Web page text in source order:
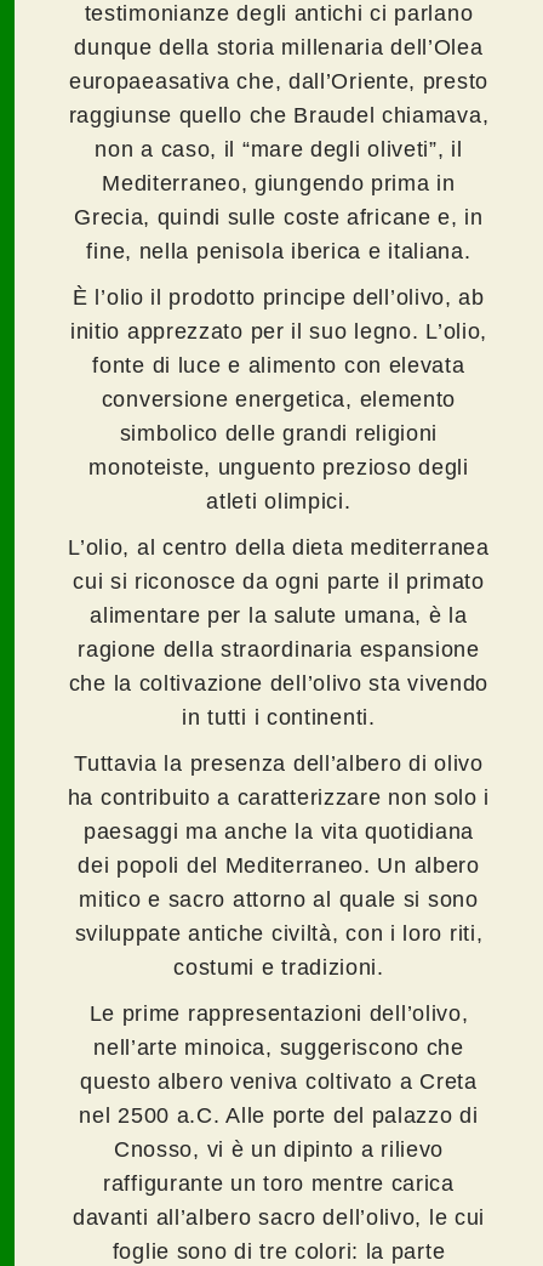
testimonianze degli antichi ci parlano
dunque della storia millenaria dell’Olea
europaeasativa che, dall’Oriente, presto
raggiunse quello che Braudel chiamava,
non a caso, il “mare degli oliveti”, il
Mediterraneo, giungendo prima in
Grecia, quindi sulle coste africane e, in
fine, nella penisola iberica e italiana.
È l’olio il prodotto principe dell’olivo, ab
initio apprezzato per il suo legno. L’olio,
fonte di luce e alimento con elevata
conversione energetica, elemento
simbolico delle grandi religioni
monoteiste, unguento prezioso degli
atleti olimpici.
L’olio, al centro della dieta mediterranea
cui si riconosce da ogni parte il primato
alimentare per la salute umana, è la
ragione della straordinaria espansione
che la coltivazione dell’olivo sta vivendo
in tutti i continenti.
Tuttavia la presenza dell’albero di olivo
ha contribuito a caratterizzare non solo i
paesaggi ma anche la vita quotidiana
dei popoli del Mediterraneo. Un albero
mitico e sacro attorno al quale si sono
sviluppate antiche civiltà, con i loro riti,
costumi e tradizioni.
Le prime rappresentazioni dell’olivo,
nell’arte minoica, suggeriscono che
questo albero veniva coltivato a Creta
nel 2500 a.C. Alle porte del palazzo di
Cnosso, vi è un dipinto a rilievo
raffigurante un toro mentre carica
davanti all’albero sacro dell’olivo, le cui
foglie sono di tre colori: la parte